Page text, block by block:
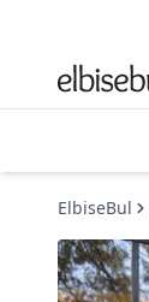
ElbiseBul